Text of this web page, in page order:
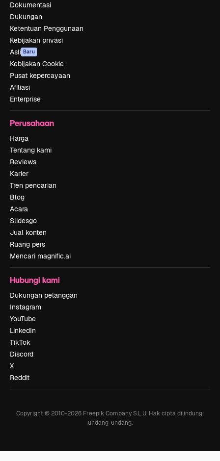
Dokumentasi
Dukungan
Ketentuan Penggunaan
Kebijakan privasi
Asli Baru
Kebijakan Cookie
Pusat kepercayaan
Afiliasi
Enterprise
Perusahaan
Harga
Tentang kami
Reviews
Karier
Tren pencarian
Blog
Acara
Slidesgo
Jual konten
Ruang pers
Mencari magnific.ai
Hubungi kami
Dukungan pelanggan
Instagram
YouTube
LinkedIn
TikTok
Discord
X
Reddit
Copyright © 2010-2026 Freepik Company S.L.U. Hak cipta dilindungi
undang-undang.